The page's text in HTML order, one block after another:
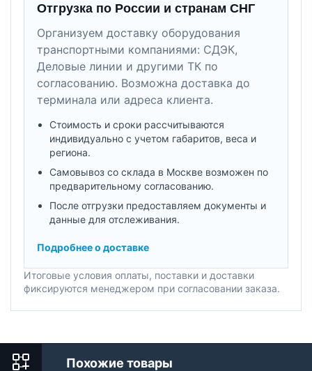
Отгрузка по России и странам СНГ
Организуем доставку оборудования
транспортными компаниями: СДЭК,
Деловые линии и другими ТК по
согласованию. Возможна доставка до
терминала или адреса клиента.
Стоимость и сроки рассчитываются
индивидуально с учетом габаритов, веса и
региона.
Самовывоз со склада в Москве возможен по
предварительному согласованию.
После отгрузки предоставляем документы и
данные для отслеживания.
Подробнее о доставке
Итоговые условия оплаты, поставки и доставки
фиксируются менеджером при согласовании заказа.
Похожие товары